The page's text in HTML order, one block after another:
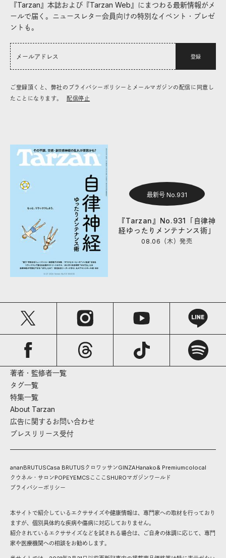
『Tarzan』本誌および『Tarzan Web』にまつわる最新情報がメ
ールで届く。ニュースレター会員向けの特別なイベント・プレゼ
ントも。
登録
ご登録頂くと、弊社のプライバシーポリシーとメールマガジンの配信に同意し
たことになります。
配信停止
最新号 No.931
『Tarzan』No.931「自律神
経ゆったりメンテナンス術」
08.06（木）発売
著者・監修者一覧
タグ一覧
特集一覧
About Tarzan
広告に関するお問い合わせ
プレスリリース受付
ananBRUTUSCasa BRUTUS クロワッサンGINZAHanako& Premiumcolocal
クウネル・サロンPOPEYEMCS こここ SHUROマガジンワールド
プライバシーポリシー
本サイトで紹介しているエクササイズや健康情報は、専門家への取材を行っており
ますが、個別具体的な疾病や傷病に対応しておりません。
紹介されているエクササイズなどを試される場合は、ご自身の体調に応じて、専門
家や医療機関への相談をお勧めします。